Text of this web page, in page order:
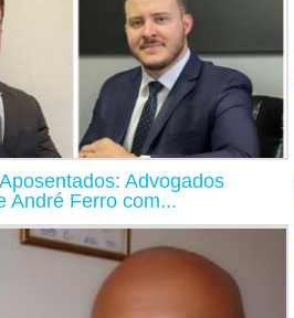
Advogados
André Ferro com...